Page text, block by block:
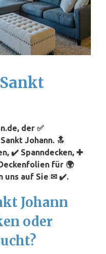
der ✅
Johann. 🔝
✔️ Spanndecken, ✚
für 🌍
uns auf Sie ✉ ✔️.
Johann
oder